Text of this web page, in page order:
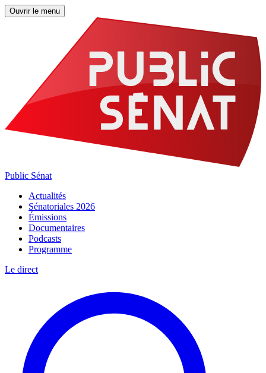
Ouvrir le menu
Public Sénat
Actualités
Sénatoriales 2026
Émissions
Documentaires
Podcasts
Programme
Le direct